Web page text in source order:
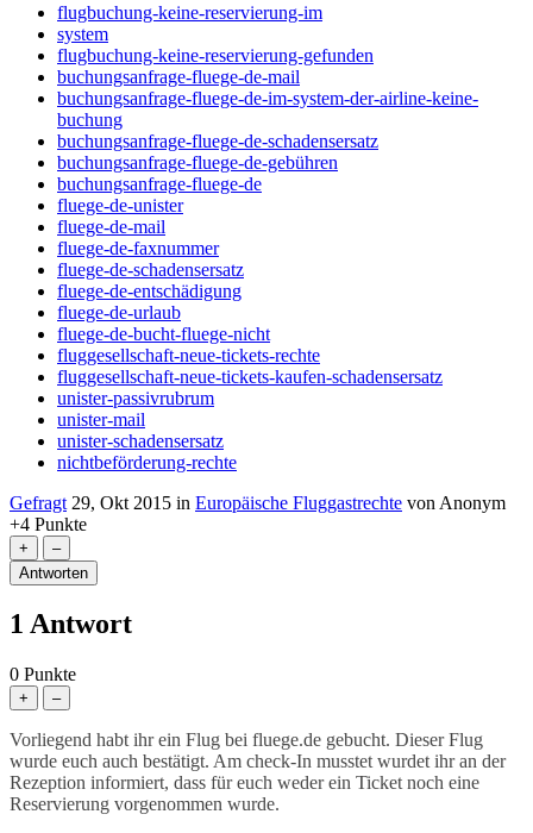
flugbuchung-keine-reservierung-im
system
flugbuchung-keine-reservierung-gefunden
buchungsanfrage-fluege-de-mail
buchungsanfrage-fluege-de-im-system-der-airline-keine-
buchung
buchungsanfrage-fluege-de-schadensersatz
buchungsanfrage-fluege-de-gebühren
buchungsanfrage-fluege-de
fluege-de-unister
fluege-de-mail
fluege-de-faxnummer
fluege-de-schadensersatz
fluege-de-entschädigung
fluege-de-urlaub
fluege-de-bucht-fluege-nicht
fluggesellschaft-neue-tickets-rechte
fluggesellschaft-neue-tickets-kaufen-schadensersatz
unister-passivrubrum
unister-mail
unister-schadensersatz
nichtbeförderung-rechte
Gefragt 29, Okt 2015 in Europäische Fluggastrechte von Anonym
+4 Punkte
1 Antwort
0 Punkte
Vorliegend habt ihr ein Flug bei fluege.de gebucht. Dieser Flug
wurde euch auch bestätigt. Am check-In musstet wurdet ihr an der
Rezeption informiert, dass für euch weder ein Ticket noch eine
Reservierung vorgenommen wurde.